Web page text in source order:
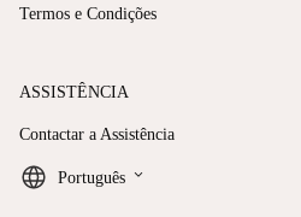
Termos e Condições
ASSISTÊNCIA
Contactar a Assistência
Português keyboard_arrow_down